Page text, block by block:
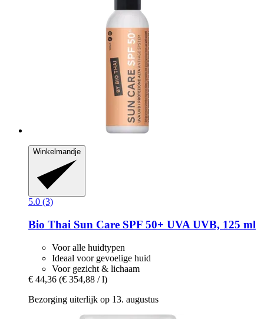
Winkelmandje
5.0 (3)
Bio Thai Sun Care SPF 50+ UVA UVB, 125 ml
Voor alle huidtypen
Ideaal voor gevoelige huid
Voor gezicht & lichaam
€ 44,36 (€ 354,88 / l)
Bezorging uiterlijk op 13. augustus